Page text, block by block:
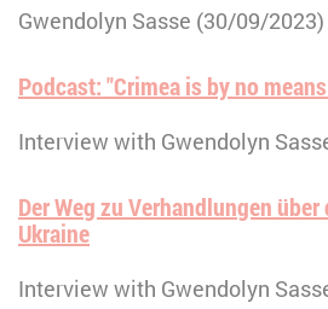
Gwendolyn Sasse (30/09/2023)
Podcast: "Crimea is by no
Interview with Gwendolyn
Der Weg zu Verhandlungen
Ukraine
Interview with Gwendolyn